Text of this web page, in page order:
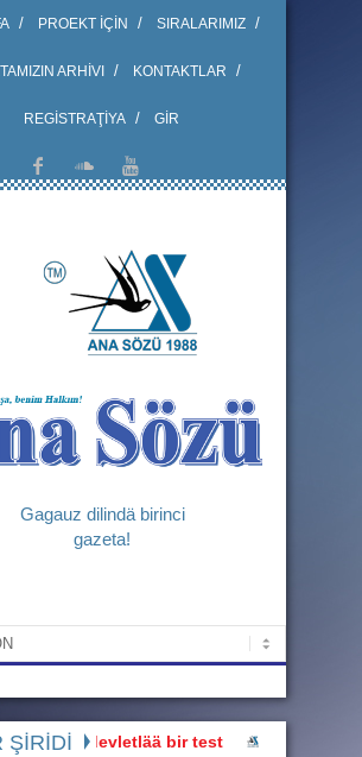
PROEKT İÇİN SIRALARIMIZ
ARHİVI KONTAKTLAR
REGİSTRAŢİYA GİR
Gagauz dilindä birinci
gazeta!
ŞİRİDİdevletlää bir test GHT Başı: